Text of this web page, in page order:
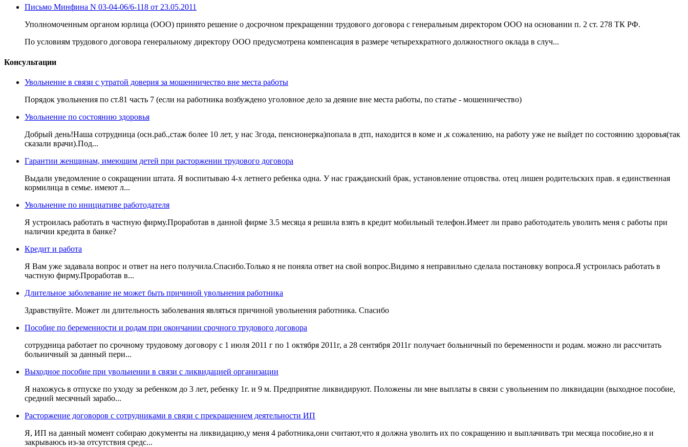
Письмо Минфина N 03-04-06/6-118 от 23.05.2011
Уполномоченным органом юрлица (ООО) принято решение о досрочном прекращении трудового договора с генеральным директором ООО на основании п. 2 ст. 278 ТК РФ.
По условиям трудового договора генеральному директору ООО предусмотрена компенсация в размере четырехкратного должностного оклада в случ...
Консультации
Увольнение в связи с утратой доверия за мошенничество вне места работы
Порядок увольнения по ст.81 часть 7 (если на работника возбуждено уголовное дело за деяние вне места работы, по статье - мошенничество)
Увольнение по состоянию здоровья
Добрый день!Наша сотрудница (осн.раб.,стаж более 10 лет, у нас 3года, пенсионерка)попала в дтп, находится в коме и ,к сожалению, на работу уже не выйдет по состоянию здоровья(так
сказали врачи).Под...
Гарантии женщинам, имеющим детей при расторжении трудового договора
Выдали уведомление о сокращении штата. Я воспитываю 4-х летнего ребенка одна. У нас гражданский брак, установление отцовства. отец лишен родительских прав. я единственная
кормилица в семье. имеют л...
Увольнение по инициативе работодателя
Я устроилась работать в частную фирму.Проработав в данной фирме 3.5 месяца я решила взять в кредит мобильный телефон.Имеет ли право работодатель уволить меня с работы при
наличии кредита в банке?
Кредит и работа
Я Вам уже задавала вопрос и ответ на него получила.Спасибо.Только я не поняла ответ на свой вопрос.Видимо я неправильно сделала постановку вопроса.Я устроилась работать в
частную фирму.Проработав в...
Длительное заболевание не может быть причиной увольнения работника
Здравствуйте. Может ли длительность заболевания являться причиной увольнения работника. Спасибо
Пособие по беременности и родам при окончании срочного трудового договора
сотрудница работает по срочному трудовому договору с 1 июля 2011 г по 1 октября 2011г, а 28 сентября 2011г получает больничный по беременности и родам. можно ли рассчитать
больничный за данный пери...
Выходное пособие при увольнении в связи с ликвидацией организации
Я нахожусь в отпуске по уходу за ребенком до 3 лет, ребенку 1г. и 9 м. Предприятие ликвидируют. Положены ли мне выплаты в связи с увольненим по ликвидации (выходное пособие,
средний месячный зарабо...
Расторжение договоров с сотрудниками в связи с прекращением деятельности ИП
Я, ИП на данный момент собираю документы на ликвидацию,у меня 4 работника,они считают,что я должна уволить их по сокращению и выплачивать три месяца пособие,но я и
закрываюсь из-за отсутствия средс...